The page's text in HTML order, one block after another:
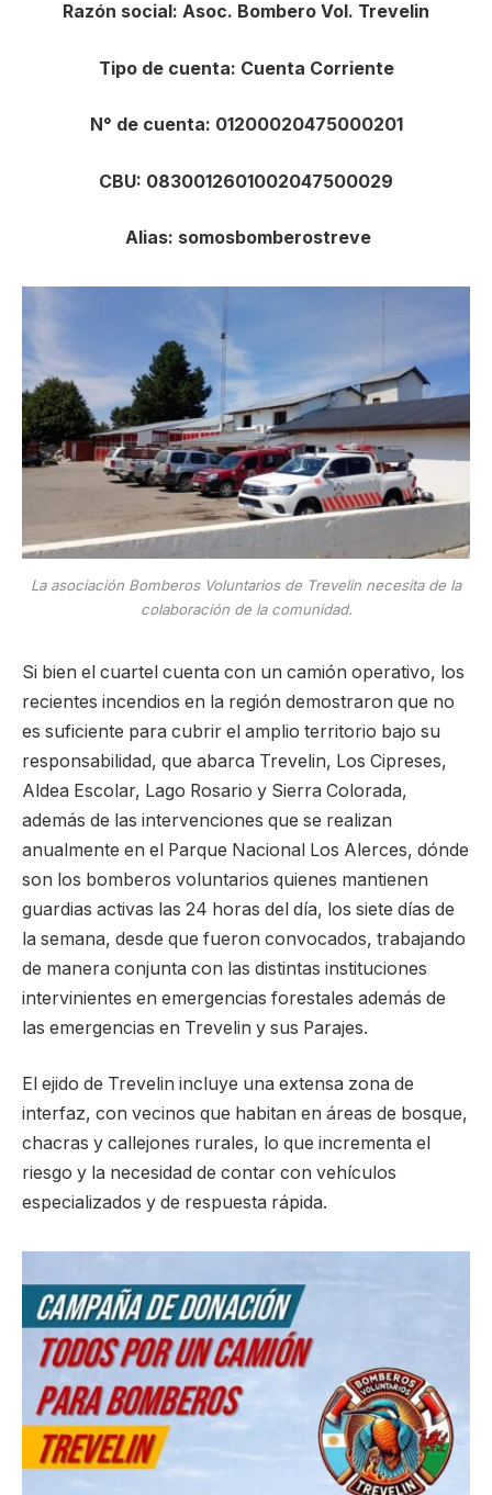
Razón social: Asoc. Bombero Vol. Trevelin
Tipo de cuenta: Cuenta Corriente
N° de cuenta: 01200020475000201
CBU: 0830012601002047500029
Alias: somosbomberostreve
La asociación Bomberos Voluntarios de Trevelin necesita de la
colaboración de la comunidad.
Si bien el cuartel cuenta con un camión operativo, los
recientes incendios en la región demostraron que no
es suficiente para cubrir el amplio territorio bajo su
responsabilidad, que abarca Trevelin, Los Cipreses,
Aldea Escolar, Lago Rosario y Sierra Colorada,
además de las intervenciones que se realizan
anualmente en el Parque Nacional Los Alerces, dónde
son los bomberos voluntarios quienes mantienen
guardias activas las 24 horas del día, los siete días de
la semana, desde que fueron convocados, trabajando
de manera conjunta con las distintas instituciones
intervinientes en emergencias forestales además de
las emergencias en Trevelin y sus Parajes.
El ejido de Trevelin incluye una extensa zona de
interfaz, con vecinos que habitan en áreas de bosque,
chacras y callejones rurales, lo que incrementa el
riesgo y la necesidad de contar con vehículos
especializados y de respuesta rápida.